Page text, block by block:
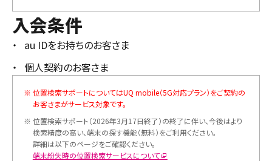
入会条件
au IDをお持ちのお客さま
個人契約のお客さま
※ 位置検索サポートについてはUQ mobile（5G対応プラン）をご契約の
お客さまがサービス対象です。
※ 位置検索サポート（2026年3月17日終了）の終了に伴い、今後はより
検索精度の高い、端末の探す機能（無料）をご利用ください。
詳細は以下のページをご確認ください。
端末紛失時の位置検索サービスについて